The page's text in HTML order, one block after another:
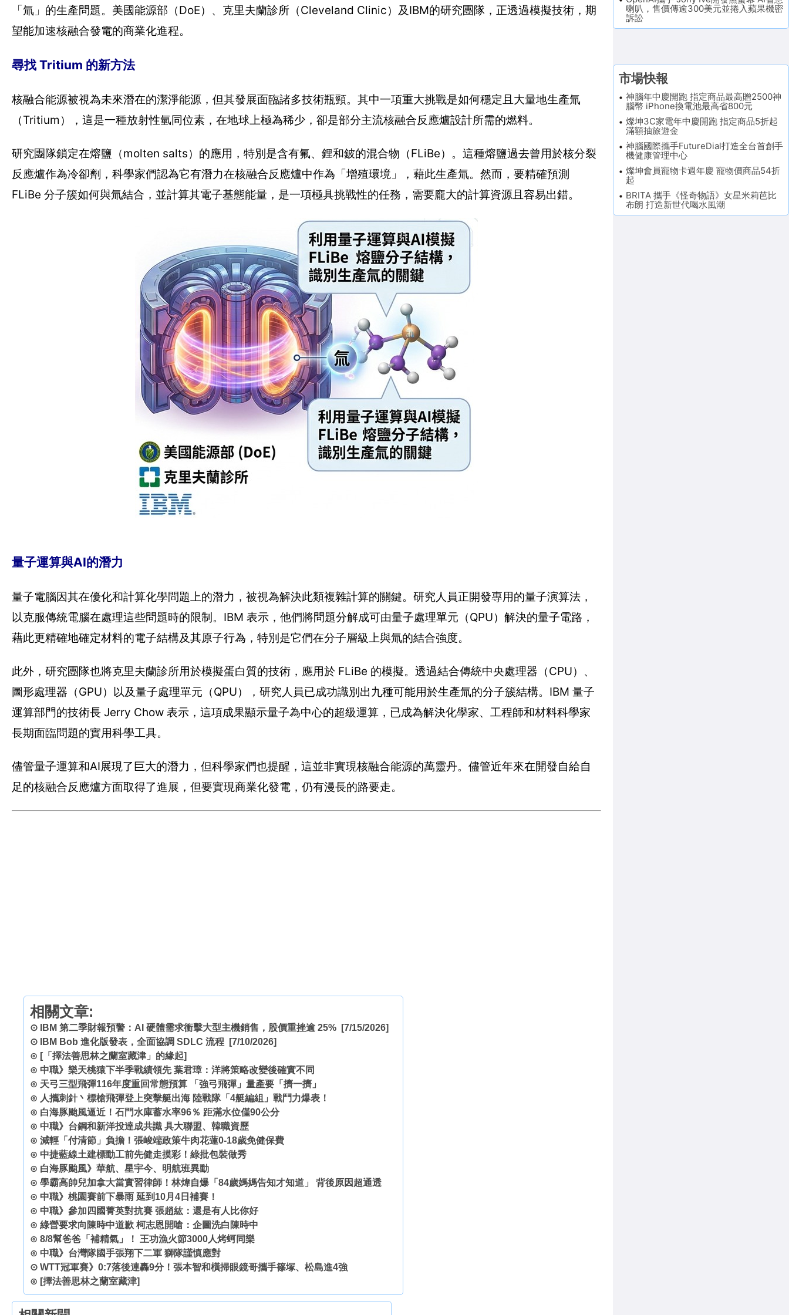
「氚」的生產問題。美國能源部（DoE）、克里夫蘭診所（Cleveland Clinic）及IBM的研究團隊，正透過模擬技術，期
望能加速核融合發電的商業化進程。
尋找 Tritium 的新方法
核融合能源被視為未來潛在的潔淨能源，但其發展面臨諸多技術瓶頸。其中一項重大挑戰是如何穩定且大量地生產氚
（Tritium），這是一種放射性氫同位素，在地球上極為稀少，卻是部分主流核融合反應爐設計所需的燃料。
研究團隊鎖定在熔鹽（molten salts）的應用，特別是含有氟、鋰和鈹的混合物（FLiBe）。這種熔鹽過去曾用於核分裂
反應爐作為冷卻劑，科學家們認為它有潛力在核融合反應爐中作為「增殖環境」，藉此生產氚。然而，要精確預測
FLiBe 分子簇如何與氚結合，並計算其電子基態能量，是一項極具挑戰性的任務，需要龐大的計算資源且容易出錯。
量子運算與AI的潛力
量子電腦因其在優化和計算化學問題上的潛力，被視為解決此類複雜計算的關鍵。研究人員正開發專用的量子演算法，
以克服傳統電腦在處理這些問題時的限制。IBM 表示，他們將問題分解成可由量子處理單元（QPU）解決的量子電路，
藉此更精確地確定材料的電子結構及其原子行為，特別是它們在分子層級上與氚的結合強度。
此外，研究團隊也將克里夫蘭診所用於模擬蛋白質的技術，應用於 FLiBe 的模擬。透過結合傳統中央處理器（CPU）、
圖形處理器（GPU）以及量子處理單元（QPU），研究人員已成功識別出九種可能用於生產氚的分子簇結構。IBM 量子
運算部門的技術長 Jerry Chow 表示，這項成果顯示量子為中心的超級運算，已成為解決化學家、工程師和材料科學家
長期面臨問題的實用科學工具。
儘管量子運算和AI展現了巨大的潛力，但科學家們也提醒，這並非實現核融合能源的萬靈丹。儘管近年來在開發自給自
足的核融合反應爐方面取得了進展，但要實現商業化發電，仍有漫長的路要走。
相關文章:
⊙ IBM 第二季財報預警：AI 硬體需求衝擊大型主機銷售，股價重挫逾 25% [7/15/2026]
⊙
IBM Bob 進化版發表，全面協調 SDLC 流程 [7/10/2026]
⊙ [「擇法善思林之蘭室藏津」的緣起]
⊙ 中職》樂天桃猿下半季戰績領先 葉君璋：洋將策略改變後確實不同
⊙ 天弓三型飛彈116年度重回常態預算 「強弓飛彈」量產要「擠一擠」
⊙ 人攜刺針丶標槍飛彈登上突擊艇出海 陸戰隊「4艇編組」戰鬥力爆表！
⊙ 白海豚颱風逼近！石門水庫蓄水率96％ 距滿水位僅90公分
⊙ 中職》台鋼和新洋投達成共識 具大聯盟、韓職資歷
⊙ 減輕「付清節」負擔！張峻端政策牛肉花蓮0-18歲免健保費
⊙ 中捷藍線土建標動工前先健走摸彩！綠批包裝做秀
⊙ 白海豚颱風》華航、星宇今、明航班異動
⊙ 學霸高帥兒加拿大當實習律師！林煒自爆「84歲媽媽告知才知道」 背後原因超通透
⊙ 中職》桃園賽前下暴雨 延到10月4日補賽！
⊙ 中職》參加四國菁英對抗賽 張趙紘：還是有人比你好
⊙ 綠營要求向陳時中道歉 柯志恩開嗆：企圖洗白陳時中
⊙ 8/8幫爸爸「補精氣」！ 王功漁火節3000人烤蚵同樂
⊙ 中職》台灣隊國手張翔下二軍 獅隊謹慎應對
⊙ WTT冠軍賽》0:7落後連轟9分！張本智和橫掃眼鏡哥攜手篠塚、松島進4強
⊙ [擇法善思林之蘭室藏津]
喇叭，售價傳逾300美元並捲入蘋果機密
訴訟
市場快報
神腦年中慶開跑 指定商品最高贈2500神
腦幣 iPhone換電池最高省800元
燦坤3C家電年中慶開跑 指定商品5折起
滿額抽旅遊金
神腦國際攜手FutureDial打造全台首創手
機健康管理中心
燦坤會員寵物卡週年慶 寵物價商品54折
起
BRITA 攜手《怪奇物語》女星米莉芭比
布朗 打造新世代喝水風潮